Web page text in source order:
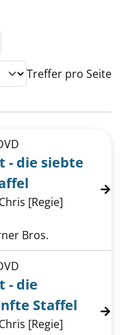
Treffer pro Seite
The Mentalist - die
- die siebte
[Regie]
Bros.
The Mentalist - die
- die
Staffel
[Regie]